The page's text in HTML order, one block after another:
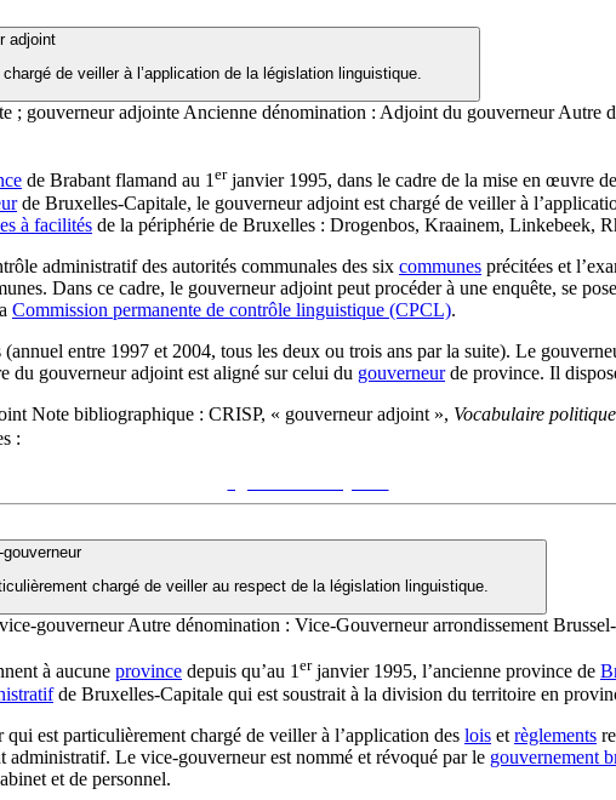
adjoint
de veiller à l’application de la législation linguistique.
; gouverneur adjointe Ancienne dénomination : Adjoint du gouverneurAutre
de Brabant flamand au 1erjanvier 1995, dans le cadre de la mise en œuvre
de Bruxelles-Capitale, le gouverneur adjoint est chargé de veiller à
à facilités de la périphérie de Bruxelles : Drogenbos, Kraainem, Linkebeek,
administratif des autorités communales des six communes précitées et
Dans ce cadre, le gouverneur adjoint peut procéder à une enquête, se
Commission permanente de contrôle linguistique (CPCL).
entre 1997 et 2004, tous les deux ou trois ans par la suite). Le
du gouverneur adjoint est aligné sur celui du gouverneurde province. Il
Note bibliographique : CRISP, « gouverneur adjoint », Vocabulaire politique
:
chargé de veiller au respect de la législation linguistique.
gouverneurAutre dénomination : Vice-Gouverneur arrondissement
à aucune province depuis qu’au 1erjanvier 1995, l’ancienne province de
de Bruxelles-Capitale qui est soustrait à la division du territoire en
est particulièrement chargé de veiller à l’application des lois et règlements
administratif. Le vice-gouverneur est nommé et révoqué par le gouvernement
et de personnel.